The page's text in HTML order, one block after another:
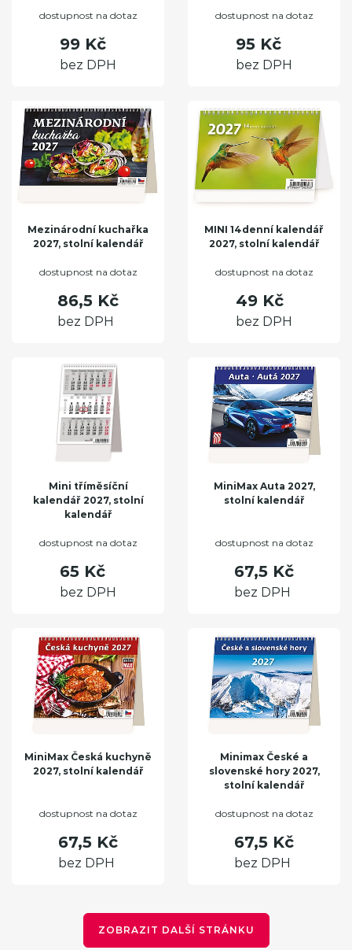
dostupnost na dotaz
99 Kč
bez DPH
dostupnost na dotaz
95 Kč
bez DPH
Mezinárodní kuchařka
2027, stolní kalendář
dostupnost na dotaz
86,5 Kč
bez DPH
MINI 14denní kalendář
2027, stolní kalendář
dostupnost na dotaz
49 Kč
bez DPH
Mini tříměsíční
kalendář 2027, stolní
kalendář
dostupnost na dotaz
65 Kč
bez DPH
MiniMax Auta 2027,
stolní kalendář
dostupnost na dotaz
67,5 Kč
bez DPH
MiniMax Česká kuchyně
2027, stolní kalendář
dostupnost na dotaz
67,5 Kč
bez DPH
Minimax České a
slovenské hory 2027,
stolní kalendář
dostupnost na dotaz
67,5 Kč
bez DPH
ZOBRAZIT DALŠÍ STRÁNKU